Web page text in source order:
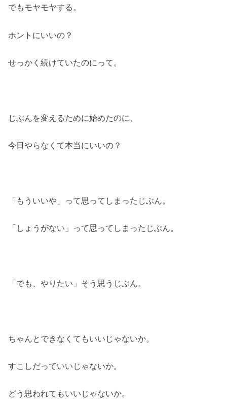
でもモヤモヤする。
ホントにいいの？
せっかく続けていたのにって。
じぶんを変えるために始めたのに、
今日やらなくて本当にいいの？
「もういいや」って思ってしまったじぶん。
「しょうがない」って思ってしまったじぶん。
「でも、やりたい」そう思うじぶん。
ちゃんとできなくてもいいじゃないか。
すこしだっていいじゃないか。
どう思われてもいいじゃないか。